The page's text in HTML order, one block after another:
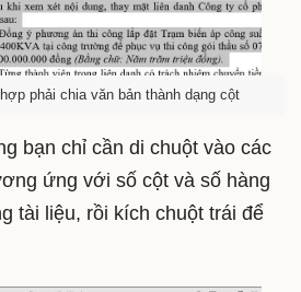
phải chia văn bản thành dạng cột
bạn chỉ cần di chuột vào các
ứng với số cột và số hàng
tài liệu, rồi kích chuột trái để